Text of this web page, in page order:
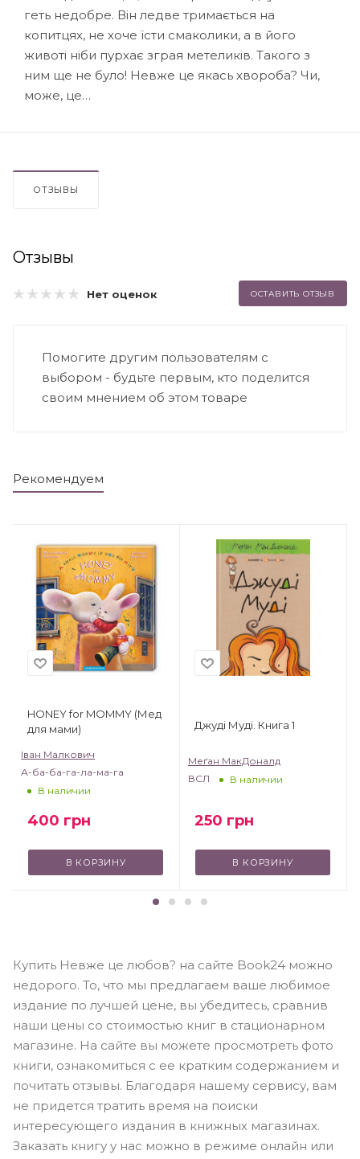
геть недобре. Він ледве тримається на
копитцях, не хоче їсти смаколики, а в його
животі ніби пурхає зграя метеликів. Такого з
ним ще не було! Невже це якась хвороба? Чи,
може, це…
ОТЗЫВЫ
Отзывы
Нет оценок ОСТАВИТЬ ОТЗЫВ
Помогите другим пользователям с
выбором - будьте первым, кто поделится
своим мнением об этом товаре
Рекомендуем
HONEY for MOMMY (Мед
для мами)
Іван Малкович
А-ба-ба-га-ла-ма-га
В наличии
400 грн
В КОРЗИНУ
Джуді Муді. Книга 1
Меґан МакДоналд
ВСЛ
В наличии
250 грн
В КОРЗИНУ
Купить Невже це любов? на сайте Book24 можно
недорого. То, что мы предлагаем ваше любимое
издание по лучшей цене, вы убедитесь, сравнив
наши цены со стоимостью книг в стационарном
магазине. На сайте вы можете просмотреть фото
книги, ознакомиться с ее кратким содержанием и
почитать отзывы. Благодаря нашему сервису, вам
не придется тратить время на поиски
интересующего издания в книжных магазинах.
Заказать книгу у нас можно в режиме онлайн или